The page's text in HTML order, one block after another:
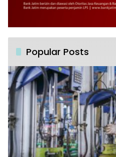
Popular Posts